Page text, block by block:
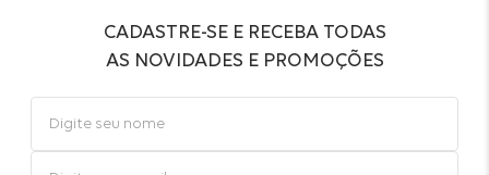
CADASTRE-SE E RECEBA TODAS
AS NOVIDADES E PROMOÇÕES